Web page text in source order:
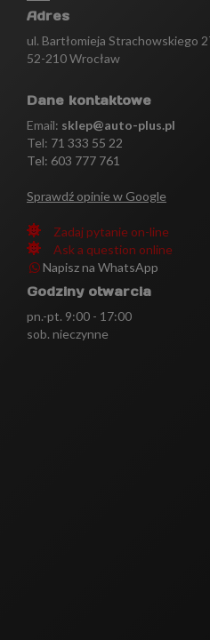
Adres
ul. Bartłomieja Strachowskiego
52-210 Wrocław
Dane kontaktowe
Email: sklep@auto-plus.pl
Tel: 71 333 55 22
Tel: 603 777 761
Sprawdź opinie w Google
Zadaj pytanie on-line
Ask a question online
Napisz na WhatsApp
Godziny otwarcia
pn.-pt. 9:00 - 17:00
sob. nieczynne